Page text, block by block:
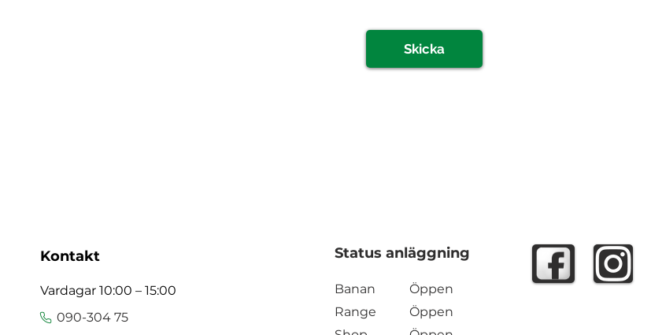
Skicka
Kontakt
Vardagar 10:00 – 15:00
090-304 75
Status anläggning
Banan
Range
Öppen
Öppen